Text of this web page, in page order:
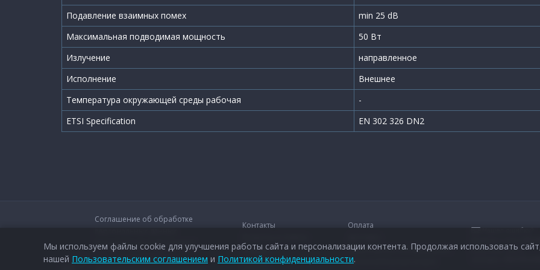
Подавление взаимных помех
min 25 dB
Максимальная подводимая мощность
50 Вт
Излучение
направленное
Исполнение
Внешнее
Температура окружающей среды рабочая
-
ETSI Specification
EN 302 326 DN2
Соглашение об обработке
Юридическая информация
Технические вопросы и
Контакты
Форум
Каталог
Оплата
Гарантийное обслуживание
Дополнительные услуги
Нашел ошибку?
Добавь сайт в
Мы используем файлы cookie для улучшения работы сайта и персонализации контента. Продолжая использовать
нашей Пользовательским соглашением и Политикой конфиденциальности.